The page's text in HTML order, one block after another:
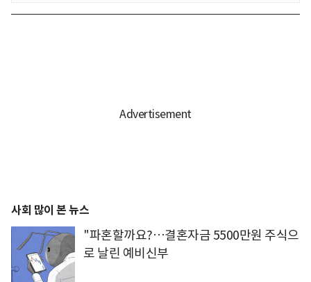
사회 많이 본 뉴스
"파혼할까요?…결혼자금 5500만원 주식으
로 날린 예비신부